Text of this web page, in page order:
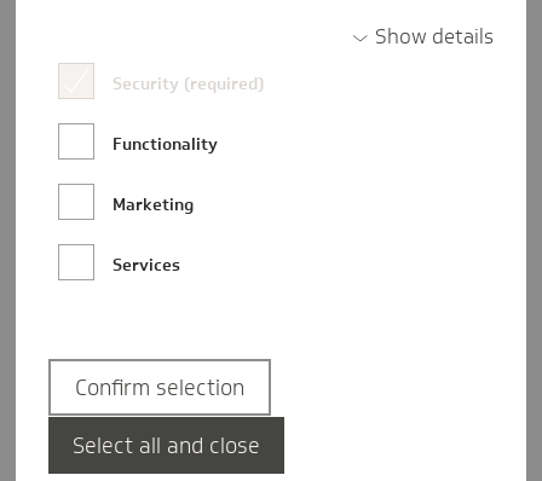
Dr. Sarah Elena Windolph-Lübben
Show details
Security (required)
Functionality
Marketing
Services
Confirm selection
Select all and close